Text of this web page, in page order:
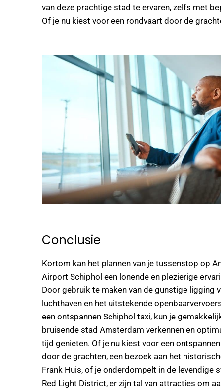
van deze prachtige stad te ervaren, zelfs met
Of je nu kiest voor een rondvaart door de
Conclusie
Kortom kan het plannen van je tussenstop op
Airport Schiphol een lonende en plezierige
Door gebruik te maken van de gunstige ligging
luchthaven en het uitstekende
een ontspannen Schiphol taxi, kun je
bruisende stad Amsterdam verkennen en
tijd genieten. Of je nu kiest voor een
door de grachten, een bezoek aan het
Frank Huis, of je onderdompelt in de levendige
Red Light District, er zijn tal van attracties om